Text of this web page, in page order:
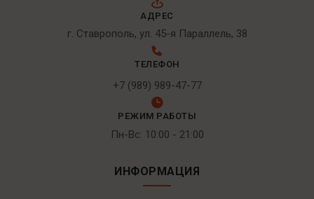
АДРЕС
г. Ставрополь, ул. 45-я Параллель, 38
ТЕЛЕФОН
+7 (989) 989-47-77
РЕЖИМ РАБОТЫ
Пн-Вс: 10:00 - 21:00
ИНФОРМАЦИЯ